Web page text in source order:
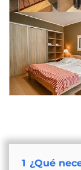
1 ¿Qué